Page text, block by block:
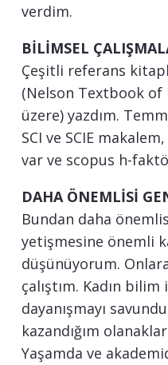
verdim.
BİLİMSEL
Çeşitli referans
(Nelson Textbook
üzere) yazdım.
SCI ve SCIE
var ve scopus h-
DAHA ÖNEMLİSİ
Bundan daha
yetişmesine önemli
düşünüyorum.
çalıştım. Kadın
dayanışmayı
kazandığım
Yaşamda ve